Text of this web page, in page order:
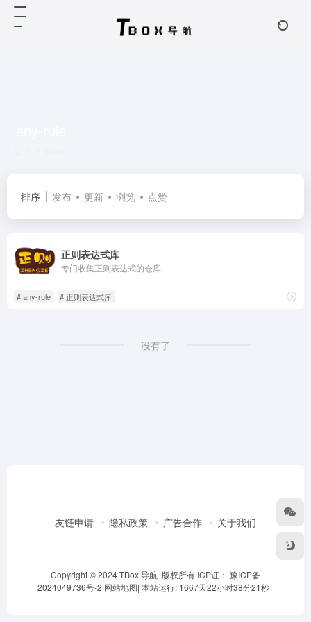
排序 发布 更新 浏览 点赞
正则表达式库
专门收集正则表达式的仓库
# any-rule # 正则表达式库
没有了
友链申请 隐私政策 广告合作 关于我们
Copyright © 2024 TBox 导航 版权所有 ICP证： 豫ICP备
2024049736号-2|网站地图| 本站运行: 1667天22小时38分22秒